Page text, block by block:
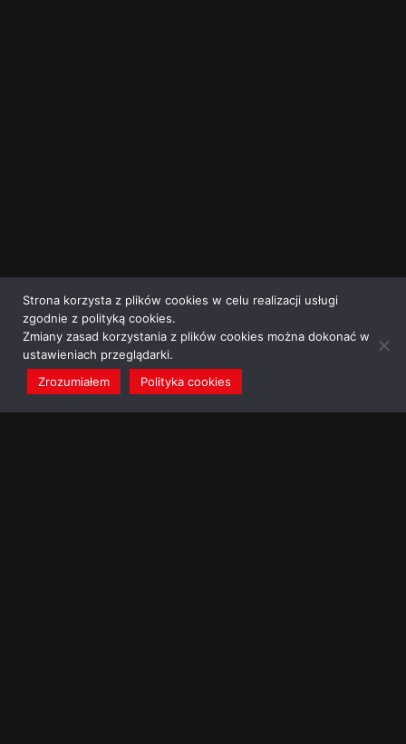
Strona korzysta z plików cookies w celu realizacji usługi
zgodnie z polityką cookies.
Zmiany zasad korzystania z plików cookies można dokonać w
ustawieniach przeglądarki.
Zrozumiałem
Polityka cookies